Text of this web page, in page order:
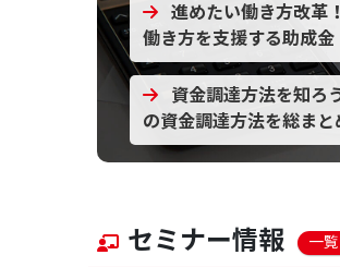
進めたい働き方改革
働き方を支援する助成金
資金調達方法を知ろ
の資金調達方法を総まと
セミナー情報 一覧